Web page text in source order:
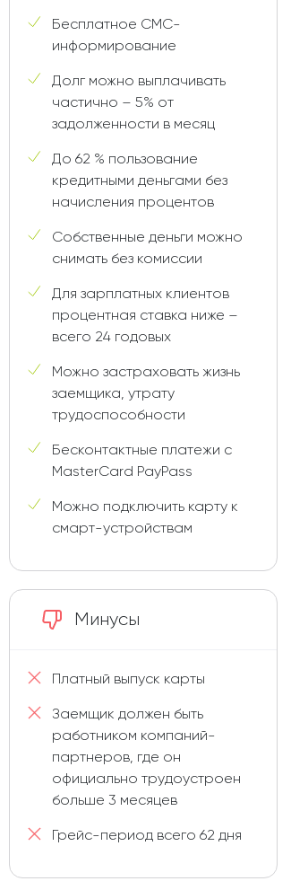
Бесплатное СМС-
информирование
Долг можно выплачивать
частично – 5% от
задолженности в месяц
До 62 % пользование
кредитными деньгами без
начисления процентов
Собственные деньги можно
снимать без комиссии
Для зарплатных клиентов
процентная ставка ниже –
всего 24 годовых
Можно застраховать жизнь
заемщика, утрату
трудоспособности
Бесконтактные платежи с
MasterCard PayPass
Можно подключить карту к
смарт-устройствам
Минусы
Платный выпуск карты
Заемщик должен быть
работником компаний-
партнеров, где он
официально трудоустроен
больше 3 месяцев
Грейс-период всего 62 дня